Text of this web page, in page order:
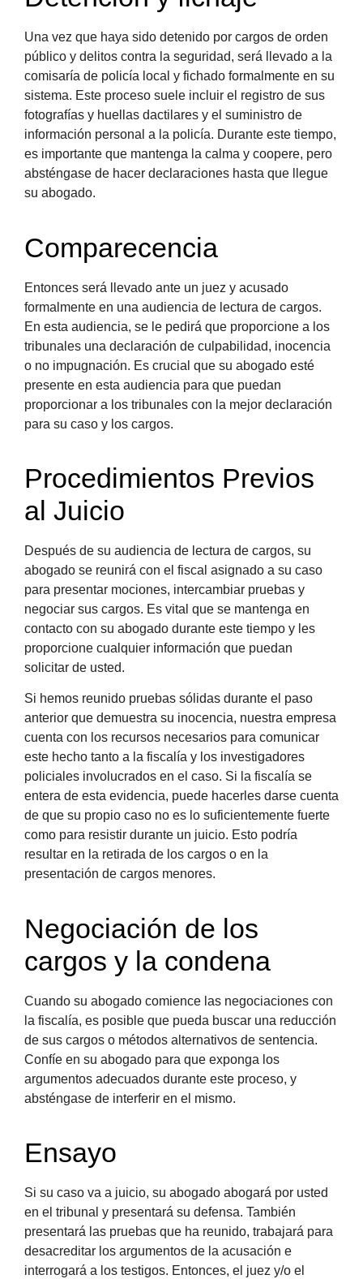
Una vez que haya sido detenido por cargos de orden
público y delitos contra la seguridad, será llevado a la
comisaría de policía local y fichado formalmente en su
sistema. Este proceso suele incluir el registro de sus
fotografías y huellas dactilares y el suministro de
información personal a la policía. Durante este tiempo,
es importante que mantenga la calma y coopere, pero
absténgase de hacer declaraciones hasta que llegue
su abogado.
Comparecencia
Entonces será llevado ante un juez y acusado
formalmente en una audiencia de lectura de cargos.
En esta audiencia, se le pedirá que proporcione a los
tribunales una declaración de culpabilidad, inocencia
o no impugnación. Es crucial que su abogado esté
presente en esta audiencia para que puedan
proporcionar a los tribunales con la mejor declaración
para su caso y los cargos.
Procedimientos Previos
al Juicio
Después de su audiencia de lectura de cargos, su
abogado se reunirá con el fiscal asignado a su caso
para presentar mociones, intercambiar pruebas y
negociar sus cargos. Es vital que se mantenga en
contacto con su abogado durante este tiempo y les
proporcione cualquier información que puedan
solicitar de usted.
Si hemos reunido pruebas sólidas durante el paso
anterior que demuestra su inocencia, nuestra empresa
cuenta con los recursos necesarios para comunicar
este hecho tanto a la fiscalía y los investigadores
policiales involucrados en el caso. Si la fiscalía se
entera de esta evidencia, puede hacerles darse cuenta
de que su propio caso no es lo suficientemente fuerte
como para resistir durante un juicio. Esto podría
resultar en la retirada de los cargos o en la
presentación de cargos menores.
Negociación de los
cargos y la condena
Cuando su abogado comience las negociaciones con
la fiscalía, es posible que pueda buscar una reducción
de sus cargos o métodos alternativos de sentencia.
Confíe en su abogado para que exponga los
argumentos adecuados durante este proceso, y
absténgase de interferir en el mismo.
Ensayo
Si su caso va a juicio, su abogado abogará por usted
en el tribunal y presentará su defensa. También
presentará las pruebas que ha reunido, trabajará para
desacreditar los argumentos de la acusación e
interrogará a los testigos. Entonces, el juez y/o el